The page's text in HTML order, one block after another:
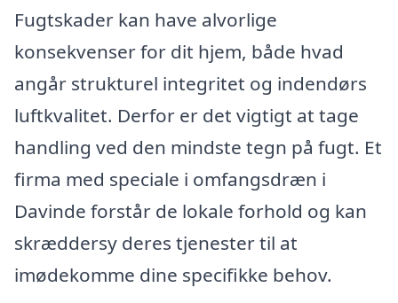
Fugtskader kan have alvorlige
konsekvenser for dit hjem, både hvad
angår strukturel integritet og indendørs
luftkvalitet. Derfor er det vigtigt at tage
handling ved den mindste tegn på fugt. Et
firma med speciale i omfangsdræn i
Davinde forstår de lokale forhold og kan
skræddersy deres tjenester til at
imødekomme dine specifikke behov.